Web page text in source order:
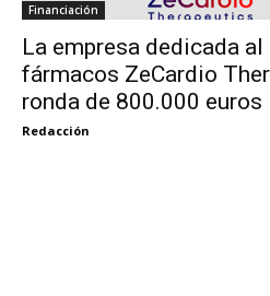
Financiación
La empresa dedicada
fármacos ZeCardio
ronda de 800.000 euros
Redacción